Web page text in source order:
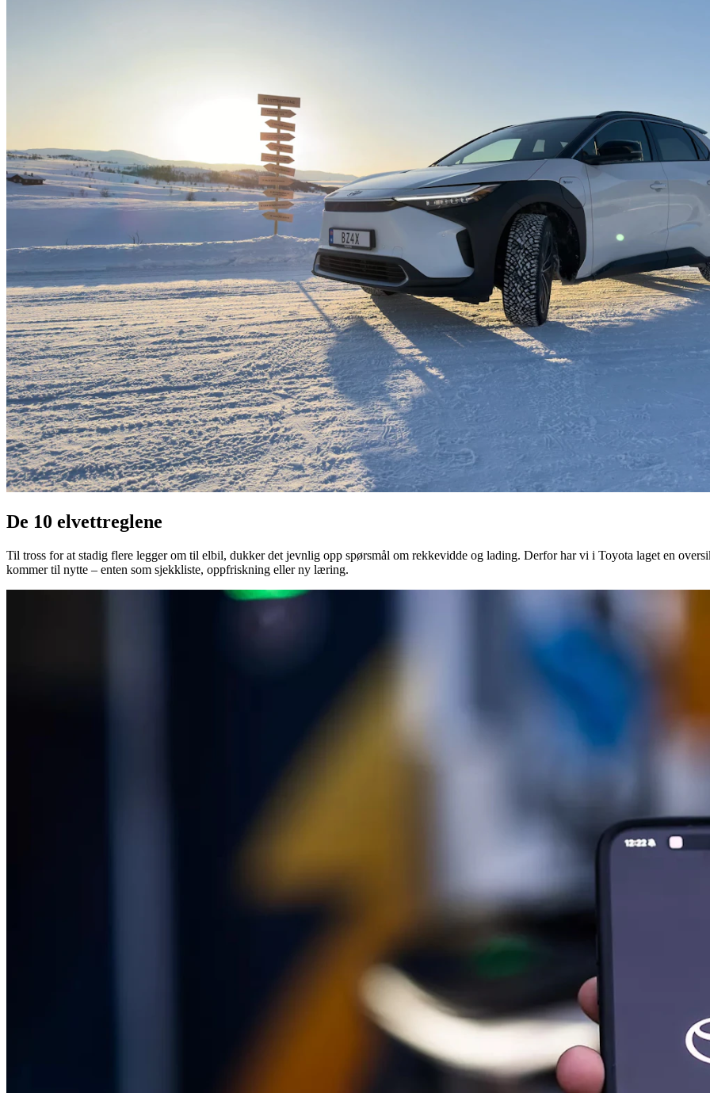
De 10 elvettreglene
Til tross for at stadig flere legger om til elbil, dukker det jevnlig opp spørsmål om rekkevidde og lading. Derfor har vi i Toyota laget en
kommer til nytte – enten som sjekkliste, oppfriskning eller ny læring.